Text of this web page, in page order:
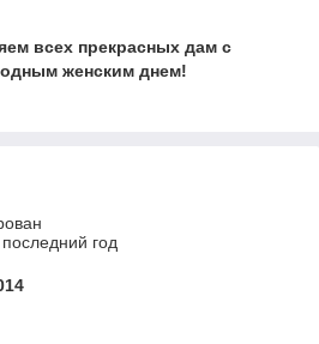
всех прекрасных дам с
женским днем!
год